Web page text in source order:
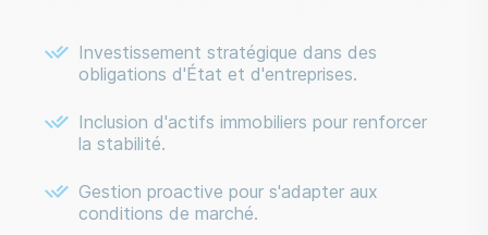
Investissement stratégique dans des
obligations d'État et d'entreprises.
Inclusion d'actifs immobiliers pour renforcer
la stabilité.
Gestion proactive pour s'adapter aux
conditions de marché.